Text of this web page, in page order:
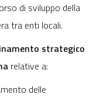
di sviluppo della
tra enti locali.
strategico
relative a:
delle